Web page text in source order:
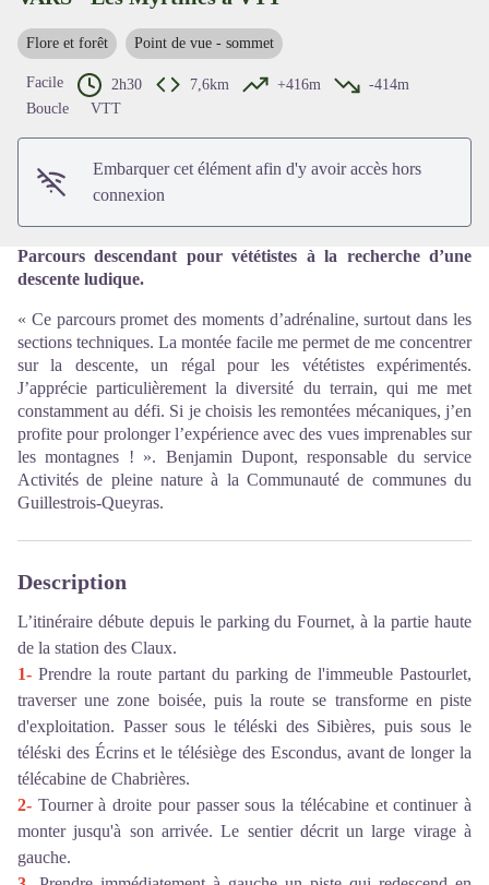
Voir l'image en plein écran
Flore et forêt Point de vue - sommet
Facile 2h30 7,6km +416m
-414m
Boucle
VTT
Embarquer cet élément afin d'y avoir accès hors
connexion
Parcours descendant pour vététistes à la recherche d’une
descente ludique.
« Ce parcours promet des moments d’adrénaline, surtout dans les
sections techniques. La montée facile me permet de me concentrer
sur la descente, un régal pour les vététistes expérimentés.
J’apprécie particulièrement la diversité du terrain, qui me met
constamment au défi. Si je choisis les remontées mécaniques, j’en
profite pour prolonger l’expérience avec des vues imprenables sur
les montagnes ! ». Benjamin Dupont, responsable du service
Activités de pleine nature à la Communauté de communes du
Guillestrois-Queyras.
Description
L’itinéraire débute depuis le parking du Fournet, à la partie haute
de la station des Claux.
1- Prendre la route partant du parking de l'immeuble Pastourlet,
traverser une zone boisée, puis la route se transforme en piste
d'exploitation. Passer sous le téléski des Sibières, puis sous le
téléski des Écrins et le télésiège des Escondus, avant de longer la
télécabine de Chabrières.
2- Tourner à droite pour passer sous la télécabine et continuer à
monter jusqu'à son arrivée. Le sentier décrit un large virage à
gauche.